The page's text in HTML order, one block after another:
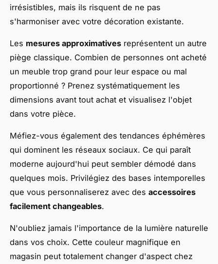
irrésistibles, mais ils risquent de ne pas
s'harmoniser avec votre décoration existante.
Les mesures approximatives représentent un autre
piège classique. Combien de personnes ont acheté
un meuble trop grand pour leur espace ou mal
proportionné ? Prenez systématiquement les
dimensions avant tout achat et visualisez l'objet
dans votre pièce.
Méfiez-vous également des tendances éphémères
qui dominent les réseaux sociaux. Ce qui paraît
moderne aujourd'hui peut sembler démodé dans
quelques mois. Privilégiez des bases intemporelles
que vous personnaliserez avec des accessoires
facilement changeables.
N'oubliez jamais l'importance de la lumière naturelle
dans vos choix. Cette couleur magnifique en
magasin peut totalement changer d'aspect chez